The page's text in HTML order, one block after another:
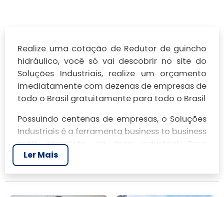
Realize uma cotação de Redutor de guincho
hidráulico, você só vai descobrir no site do
Soluções Industriais, realize um orçamento
imediatamente com dezenas de empresas de
todo o Brasil gratuitamente para todo o Brasil
Possuindo centenas de empresas, o Soluções
Industriais é a ferramenta business to business
mais completo da área industrial. Para
realizar um orçamento de Redutor de guincho
hidráulico, clique em um ou mais dos
anuciantes a seguir:
Ler Mais